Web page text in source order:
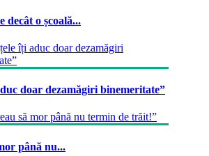
decât o școală...
doar dezamăgiri binemeritate”
până nu...